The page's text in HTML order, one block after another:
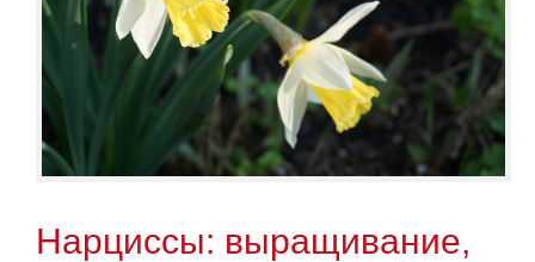
Нарциссы: выращивание,